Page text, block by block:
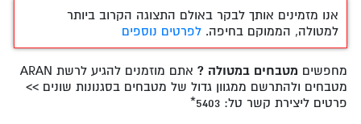
אנו מזמינים אותך לבקר באולם התצוגה הקרוב ביותר
למטולה, הממוקם בחיפה. לפרטים נוספים
מחפשים מטבחים במטולה ?
אתם מוזמנים להגיע לרשת ARAN
מטבחים ולהתרשם ממגוון גדול של מטבחים בסגנונות שונים >>
פרטים ליצירת קשר טל: 5403*